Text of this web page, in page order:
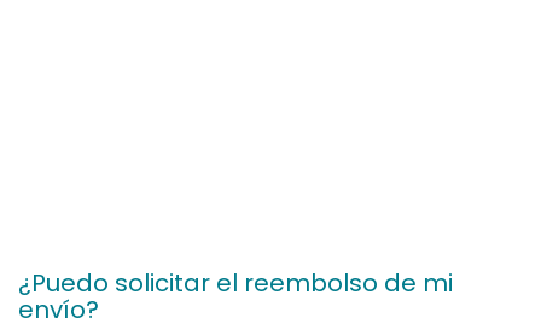
¿Puedo solicitar el reembolso de mi
envío?